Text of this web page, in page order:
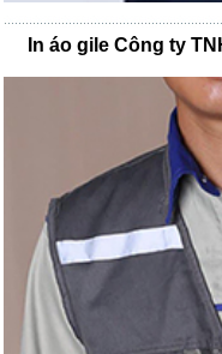
In áo gile Công ty